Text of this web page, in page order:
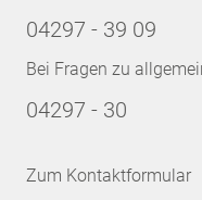
04297 - 39 09
Bei Fragen zu
04297 - 30
Zum Kontaktformular